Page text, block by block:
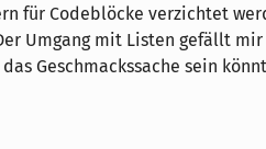
für Codeblöcke verzichtet
Umgang mit Listen gefällt
das Geschmackssache sein